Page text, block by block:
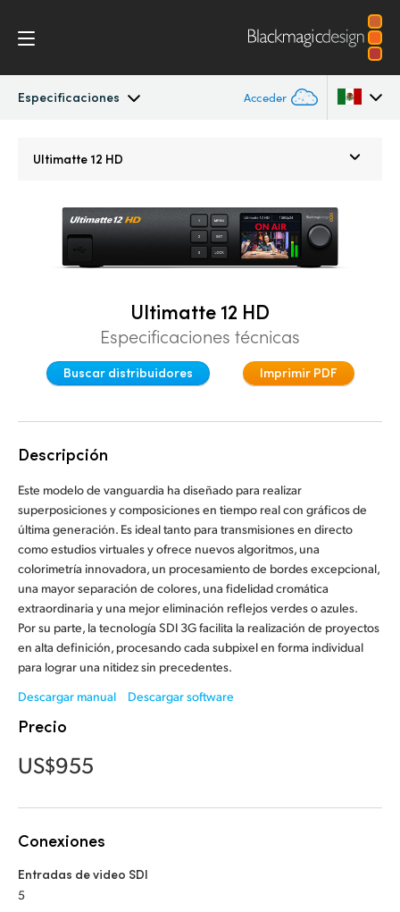
Especificaciones Acceder
Especificaciones
Austria
Brazil
Denmark
France
Germany
Hong Kong SAR, China
India
Italy
Japan
Malaysia
New Zealand
Norway
Ultimatte 12 HD
Ultimatte 12 HD
Especificaciones técnicas
Buscar distribuidores Imprimir PDF
Descripción
Este modelo de vanguardia ha diseñado para realizar
superposiciones y composiciones en tiempo real con gráficos de
última generación. Es ideal tanto para transmisiones en directo
como estudios virtuales y ofrece nuevos algoritmos, una
colorimetría innovadora, un procesamiento de bordes excepcional,
una mayor separación de colores, una fidelidad cromática
extraordinaria y una mejor eliminación reflejos verdes o azules.
Por su parte, la tecnología SDI 3G facilita la realización de proyectos
en alta definición, procesando cada subpixel en forma individual
para lograr una nitidez sin precedentes.
Descargar manual
Descargar software
Precio
US$955
Conexiones
Entradas de video SDI
5